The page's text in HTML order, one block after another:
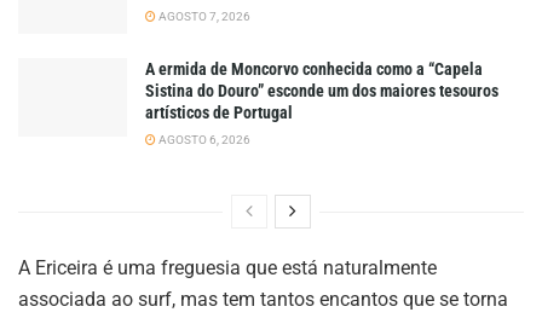
AGOSTO 7, 2026
A ermida de Moncorvo conhecida como a “Capela
Sistina do Douro” esconde um dos maiores tesouros
artísticos de Portugal
AGOSTO 6, 2026
A Ericeira é uma freguesia que está naturalmente
associada ao surf, mas tem tantos encantos que se torna